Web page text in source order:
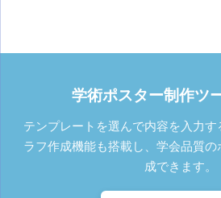
学術ポスター制作ツ
テンプレートを選んで内容を入力
ラフ作成機能も搭載し、学会品質
成できます。